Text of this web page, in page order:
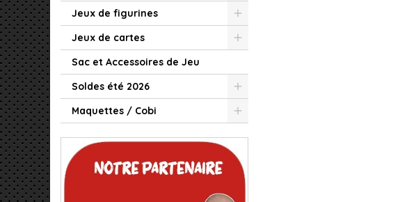
Jeux de figurines
Jeux de cartes
Sac et Accessoires de Jeu
Soldes été 2026
Maquettes / Cobi